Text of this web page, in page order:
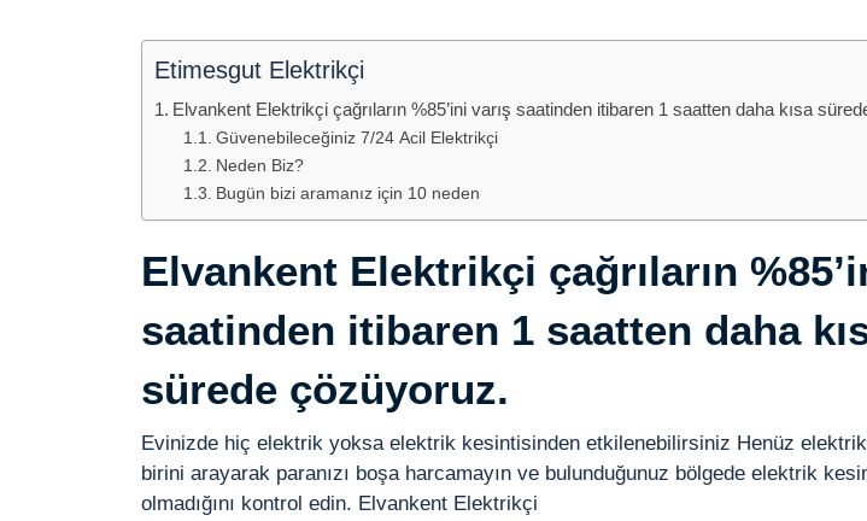
Etimesgut Elektrikçi
Elvankent Elektrikçi çağrıların %85’ini varış saatinden itibaren 1 saatten daha kısa
Güvenebileceğiniz 7/24 Acil Elektrikçi
Neden Biz?
Bugün bizi aramanız için 10 neden
Elvankent Elektrikçi çağrıların
saatinden itibaren 1 saatten daha
sürede çözüyoruz.
Evinizde hiç elektrik yoksa elektrik kesintisinden etkilenebilirsiniz Henüz
birini arayarak paranızı boşa harcamayın ve bulunduğunuz bölgede elektrik
olmadığını kontrol edin. Elvankent Elektrikçi